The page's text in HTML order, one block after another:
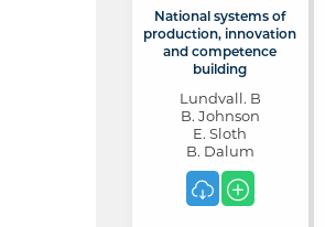
National systems of
production, innovation
and competence
building
Lundvall. B
B. Johnson
E. Sloth
B. Dalum